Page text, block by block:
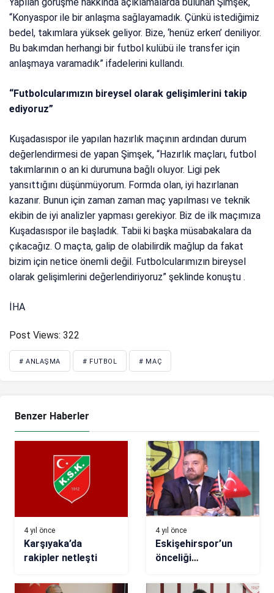
“Konyaspor ile bir anlaşma sağlayamadık. Çünkü istediğimiz
bedel, takımlara yüksek geliyor. Bize, ‘henüz erken’ deniliyor.
Bu bakımdan herhangi bir futbol kulübü ile transfer için
anlaşmaya varamadık” ifadelerini kullandı.
“Futbolcularımızın bireysel olarak gelişimlerini takip
ediyoruz”
Kuşadasıspor ile yapılan hazırlık maçının ardından durum
değerlendirmesi de yapan Şimşek, “Hazırlık maçları, futbol
takımlarının o an ki durumuna bağlı oluyor. Ligi pek
yansıttığını düşünmüyorum. Formda olan, iyi hazırlanan
kazanır. Bunun için zaman zaman maç yapılması ve teknik
ekibin de iyi analizler yapması gerekiyor. Biz de ilk maçımıza
Kuşadasıspor ile başladık. Tabii ki başka müsabakalara da
çıkacağız. O maçta, galip de olabilirdik mağlup da fakat
bizim için netice önemli değil. Futbolcularımızın bireysel
olarak gelişimlerini değerlendiriyoruz” şeklinde konuştu .
İHA
Post Views: 322
# ANLAŞMA # FUTBOL # MAÇ
Benzer Haberler
4 yıl önce
Karşıyaka’da
rakipler netleşti
4 yıl önce
Eskişehirspor’un
önceliği
dosyasının